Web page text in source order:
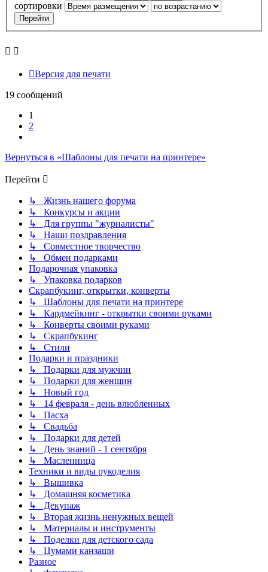
сортировки
Версия для печати
19 сообщений
1
2
Вернуться в «Шаблоны для печати на принтере»
Перейти
↳ Жизнь нашего форума
↳ Конкурсы и акции
↳ Для группы "журналисты"
↳ Наши поздравления
↳ Совместное творчество
↳ Обмен подарками
Подарочная упаковка
↳ Упаковка подарков
Скрапбукинг, открытки, конверты
↳ Шаблоны для печати на принтере
↳ Кардмейкинг - открытки своими руками
↳ Конверты своими руками
↳ Скрапбукинг
↳ Стили
Подарки и праздники
↳ Подарки для мужчин
↳ Подарки для женщин
↳ Новый год
↳ 14 февраля - день влюбленных
↳ Пасха
↳ Свадьба
↳ Подарки для детей
↳ День знаний - 1 сентября
↳ Масленница
Техники и виды рукоделия
↳ Вышивка
↳ Домашняя косметика
↳ Декупаж
↳ Вторая жизнь ненужных вещей
↳ Материалы и инструменты
↳ Поделки для детского сада
↳ Цумами канзаши
Разное